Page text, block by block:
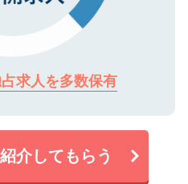
求人を多数保有
介してもらう